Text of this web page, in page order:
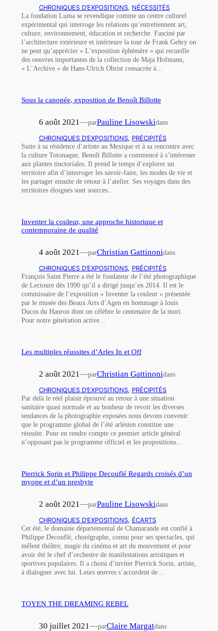
CHRONIQUES D’EXPOSITIONS, NÉCESSITÉS
La fondation Luma se revendique comme un centre culturel
expérimental qui interroge les relations qu’entretiennent art,
culture, environnement, éducation et recherche. Fasciné par
l’architecture extérieure et intérieure la tour de Frank Gehry on
ne peut qu’apprécier « L’exposition éphémère » qui recueille
des oeuvres importantes de la collection de Maja Hofmann,
« L’Archive » de Hans-Ulrich Obrist consacrée à…
Sous la canopée, exposition de Benoît Billotte
6 août 2021—parPauline Lisowskidans
CHRONIQUES D’EXPOSITIONS, PRÉCIPITÉS
Suite à sa résidence d’artiste au Mexique et à sa rencontre avec
la culture Totonaque, Benoît Billotte a commencé à s’intéresser
aux plantes tinctoriales. Il prend le temps d’explorer un
territoire afin d’interroger les savoir-faire, les modes de vie et
les partager ensuite de retour à l’atelier. Ses voyages dans des
territoires éloignés sont sources…
Inventer la couleur, une approche historique et
contemporaine de qualité
4 août 2021—parChristian Gattinonidans
CHRONIQUES D’EXPOSITIONS, PRÉCIPITÉS
François Saint Pierre a été le fondateur de l’été photographique
de Lectoure dès 1990 qu’il a dirigé jusqu’en 2014. Il est le
commissaire de l’exposition « Inventer la couleur » présentée
par le musée des Beaux Arts d’Agen en hommage à louis
Ducos du Hauron dont on célèbre le centenaire de la mort.
Pour notre génération active…
Les multiples réussites d’Arles In et Off
2 août 2021—parChristian Gattinonidans
CHRONIQUES D’EXPOSITIONS, PRÉCIPITÉS
Par delà le réel plaisir éprouvé au retour à une situation
sanitaire quasi normale et au bonheur de revoir les diverses
tendances de la photographie exposées nous devons convenir
que le programme global de l’été arlésien constitue une
réussite. Pour en rendre compte ce premier article général
n’opposant pas le programme officiel et les propositions…
Pierrick Sorin et Philippe Decouflé Regards croisés d’un
myope et d’un presbyte
2 août 2021—parPauline Lisowskidans
CHRONIQUES D’EXPOSITIONS, ÉCARTS
Cet été, le domaine départemental de Chamarande est confié à
Philippe Decouflé, chorégraphe, connu pour ses spectacles, qui
mêlent théâtre, magie du cinéma et art du mouvement et pour
avoir été le chef d’orchestre de manifestations artistiques et
sportives populaires. Il a choisi d’inviter Pierrick Sorin, artiste,
à dialoguer avec lui. Leurs œuvres s’accordent de…
TOYEN THE DREAMING REBEL
30 juillet 2021—parClaire Margatdans